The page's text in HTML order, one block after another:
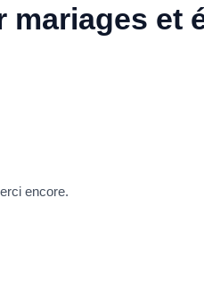
mariages et
encore.